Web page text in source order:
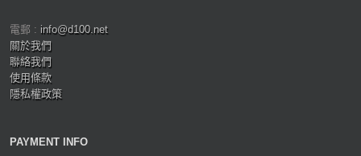
電郵 : info@d100.net
關於我們
聯絡我們
使用條款
隱私權政策
PAYMENT INFO